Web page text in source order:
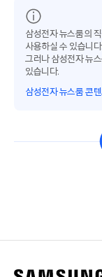
삼성전자 뉴스룸의
사용하실 수 있습니다.
그러나 삼성전자 뉴
있습니다.
삼성전자 뉴스룸 콘